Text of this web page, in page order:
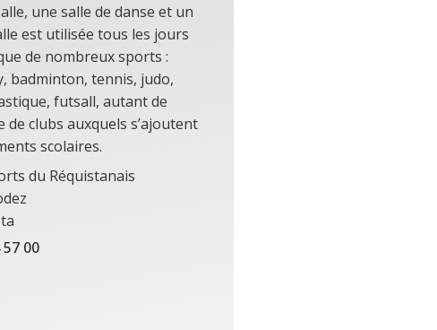
une salle de danse et un
est utilisée tous les jours
de nombreux sports :
badminton, tennis, judo,
futsall, autant de
de clubs auxquels s’ajoutent
scolaires.
du Réquistanais
57 00